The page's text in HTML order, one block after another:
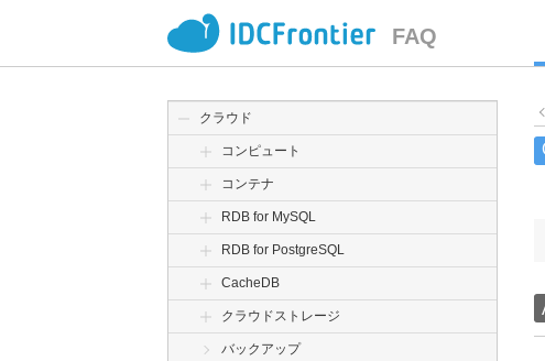
FAQ
クラウド
コンピュート
コンテナ
RDB for MySQL
RDB for PostgreSQL
CacheDB
クラウドストレージ
バックアップ